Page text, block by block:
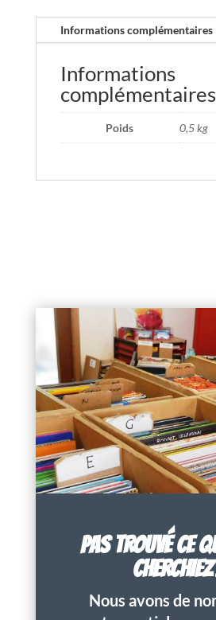
Informations complémentaires
Informations
complémentaires
Poids 0,5 kg
PAS TROUVÉ CE
Nous avons de